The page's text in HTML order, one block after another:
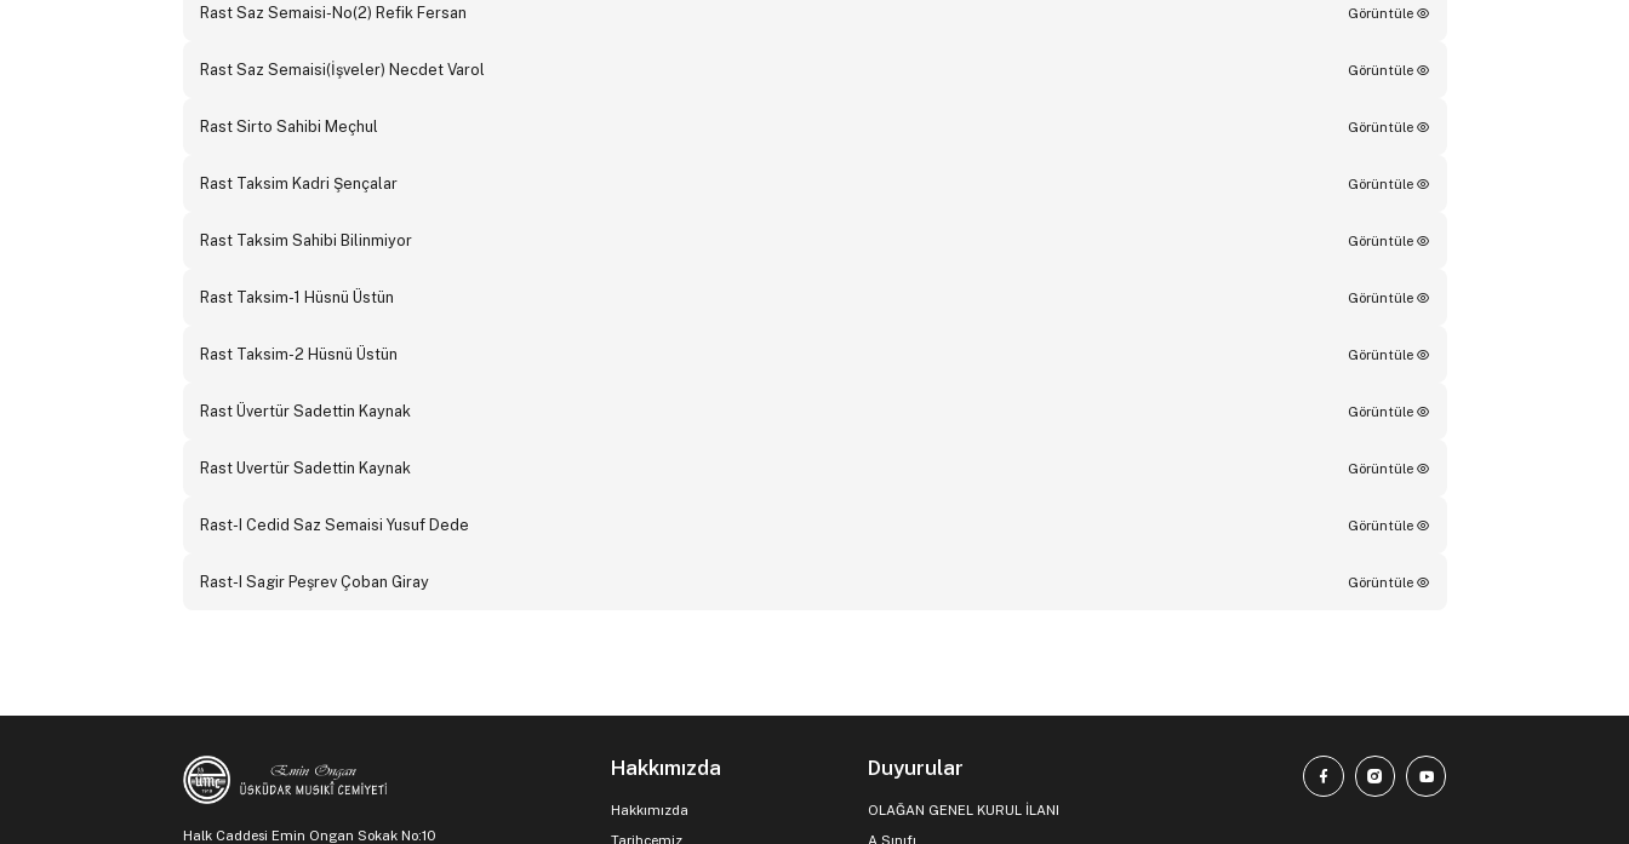
Rast Saz Semaisi-No(2) Refik Fersan Görüntüle
Rast Saz Semaisi(İşveler) Necdet Varol Görüntüle
Rast Sirto Sahibi Meçhul Görüntüle
Rast Taksim Kadri Şençalar Görüntüle
Rast Taksim Sahibi Bilinmiyor Görüntüle
Rast Taksim-1 Hüsnü Üstün Görüntüle
Rast Taksim-2 Hüsnü Üstün Görüntüle
Rast Üvertür Sadettin Kaynak Görüntüle
Rast Uvertür Sadettin Kaynak Görüntüle
Rast-I Cedid Saz Semaisi Yusuf Dede Görüntüle
Rast-I Sagir Peşrev Çoban Giray Görüntüle
Halk Caddesi Emin Ongan Sokak No:10
Hakkımızda
Hakkımızda
Duyurular
OLAĞAN GENEL KURUL İLANI